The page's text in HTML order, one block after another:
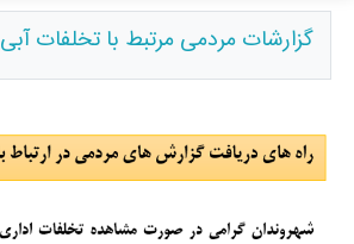
گزارشات مردمی مرتبط با تخلفات آبی